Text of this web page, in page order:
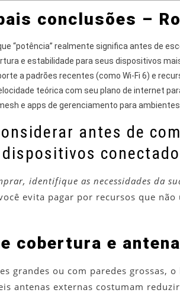
conclusões –
“potência” realmente significa antes de
e estabilidade para seus dispositivos
a padrões recentes (como Wi‑Fi 6) e
teórica com seu plano de internet
e apps de gerenciamento para
antes de
identifique as necessidades da
evita pagar por recursos que
cobertura e
grandes ou com paredes grossas, o
antenas externas costumam